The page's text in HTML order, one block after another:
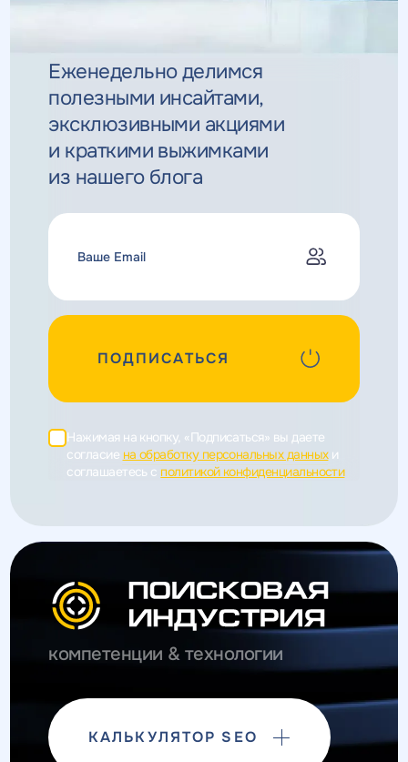
Еженедельно делимся
полезными инсайтами,
эксклюзивными акциями
и краткими выжимками
из нашего блога
ПОДПИСАТЬСЯ
Нажимая на кнопку, «Подписаться» вы даете
согласие на обработку персональных данныхи
соглашаетесь c политикой конфиденциальности
компетенции & технологии
КАЛЬКУЛЯТОР SEO